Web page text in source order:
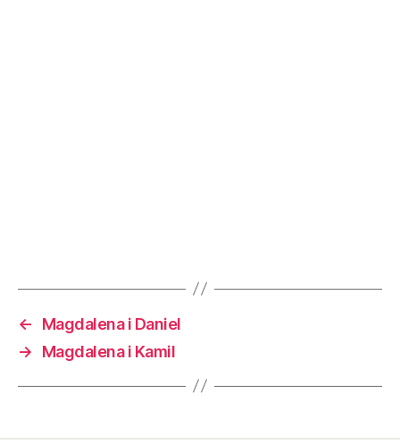
←
Magdalena i Daniel
→
Magdalena i Kamil